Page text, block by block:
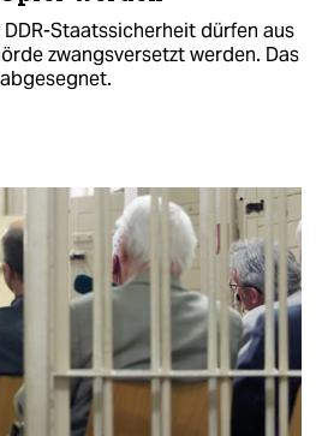
Staatssicherheit dürfen aus
zwangsversetzt werden. Das